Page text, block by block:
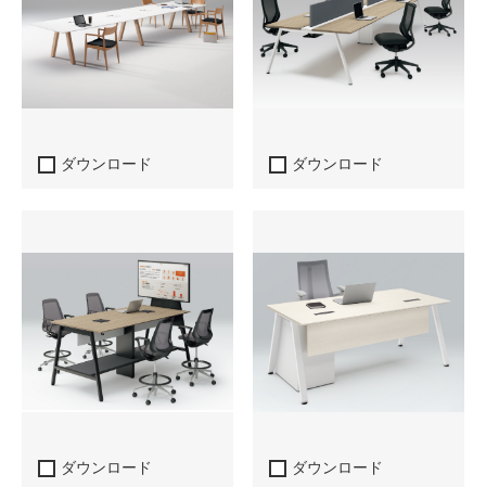
ダウンロード ダウンロード
ダウンロード ダウンロード